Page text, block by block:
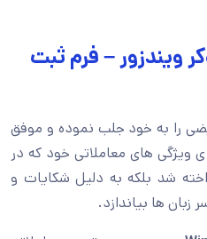
ویندزور – فرم ثبت
را به خود جلب نموده و موفق
ویژگی های معاملاتی خود که در
شد بلکه به دلیل شکایات و
زبان ها بیاندازد.